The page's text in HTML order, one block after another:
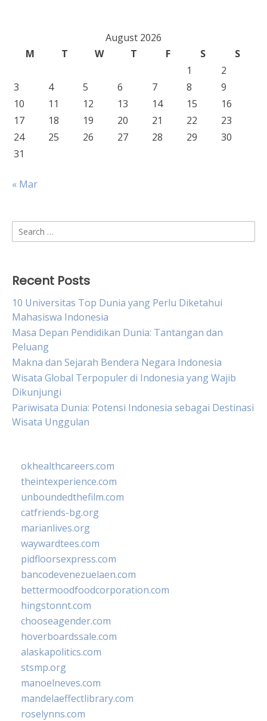
August 2026
M
T W T F S
S
1
2
3
4 5 6 7 8
9
10
11 12 13 14 15
16
17
18 19 20 21 22
23
24
25 26 27 28 29
30
31
« Mar
Search
for:
Recent Posts
10 Universitas Top Dunia yang Perlu Diketahui
Mahasiswa Indonesia
Masa Depan Pendidikan Dunia: Tantangan dan
Peluang
Makna dan Sejarah Bendera Negara Indonesia
Wisata Global Terpopuler di Indonesia yang Wajib
Dikunjungi
Pariwisata Dunia: Potensi Indonesia sebagai Destinasi
Wisata Unggulan
okhealthcareers.com
theintexperience.com
unboundedthefilm.com
catfriends-bg.org
marianlives.org
waywardtees.com
pidfloorsexpress.com
bancodevenezuelaen.com
bettermoodfoodcorporation.com
hingstonnt.com
chooseagender.com
hoverboardssale.com
alaskapolitics.com
stsmp.org
manoelneves.com
mandelaeffectlibrary.com
roselynns.com